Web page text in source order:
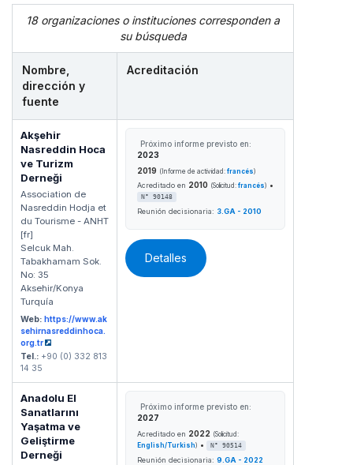
18 organizaciones o instituciones corresponden a
su búsqueda
Nombre,
dirección y
fuente
Acreditación
Akşehir
Nasreddin Hoca
ve Turizm
Derneği
Association de
Nasreddin Hodja et
du Tourisme - ANHT
[fr]
Selcuk Mah.
Tabakhamam Sok.
No: 35
Aksehir/Konya
Turquía
Web: https://www.ak
sehirnasreddinhoca.
org.tr
Tel.: +90 (0) 332 813
14 35
Próximo informe previsto en:
2023
2019 (Informe de actividad: francés)
Acreditado en 2010 (Solicitud: francés) •
N° 90148
Reunión decisionaria: 3.GA - 2010
Detalles
Anadolu El
Sanatlarını
Yaşatma ve
Geliştirme
Derneği
Próximo informe previsto en:
2027
Acreditado en 2022 (Solicitud:
English/Turkish) • N° 90514
Reunión decisionaria: 9.GA - 2022